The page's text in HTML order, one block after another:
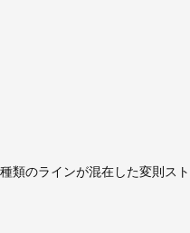
類のラインが混在した変則スト